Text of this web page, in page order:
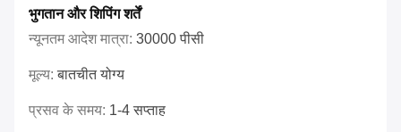
भुगतान और शिपिंग शर्तें
न्यूनतम आदेश मात्रा: 30000 पीसी
मूल्य:बातचीत योग्य
प्रसव के समय: 1-4 सप्ताह